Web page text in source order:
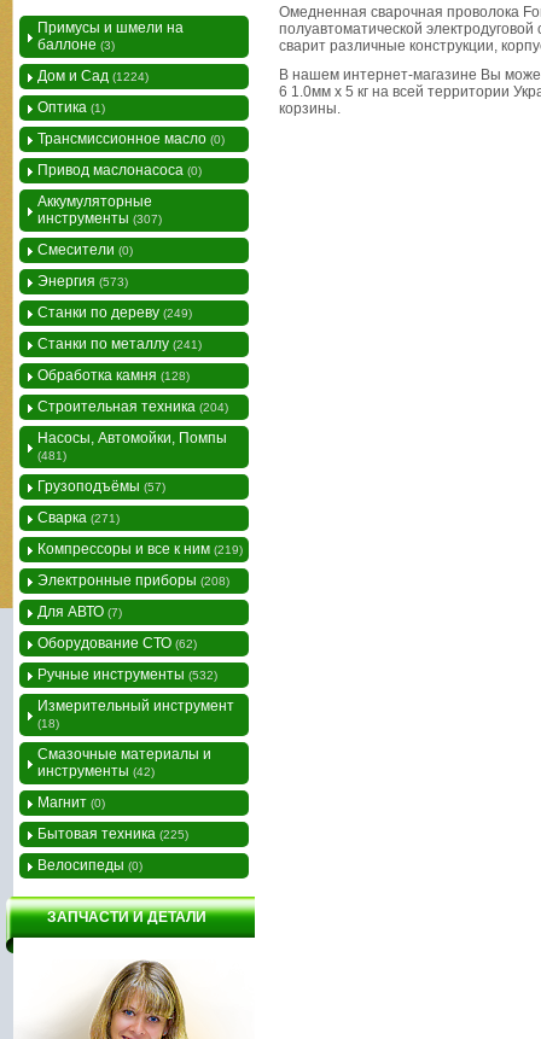
Омедненная сварочная проволока
полуавтоматической
сварит различные конструкции,
В нашем интернет-магазине Вы
6 1.0мм х 5 кг на всей территории
корзины.
Примусы и шмели на
баллоне (3)
Дом и Сад (1224)
Оптика (1)
Трансмиссионное масло (0)
Привод маслонасоса (0)
Аккумуляторные
инструменты (307)
Смесители (0)
Энергия (573)
Станки по дереву (249)
Станки по металлу (241)
Обработка камня (128)
Строительная техника (204)
Насосы, Автомойки, Помпы
(481)
Грузоподъёмы (57)
Сварка (271)
Компрессоры и все к ним (219)
Электронные приборы (208)
Для АВТО (7)
Оборудование СТО (62)
Ручные инструменты (532)
Измерительный инструмент
(18)
Смазочные материалы и
инструменты (42)
Магнит (0)
Бытовая техника (225)
Велосипеды (0)
ЗАПЧАСТИ И ДЕТАЛИ